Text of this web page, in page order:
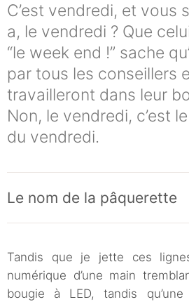
C’est vendredi, et vous
a, le vendredi ? Que
“le week end !” sache
par tous les conseillers
travailleront dans leur
Non, le vendredi, c’est
du vendredi.
Le nom de la pâquerette
Tandis que je jette ces
numérique d’une main
bougie à LED, tandis